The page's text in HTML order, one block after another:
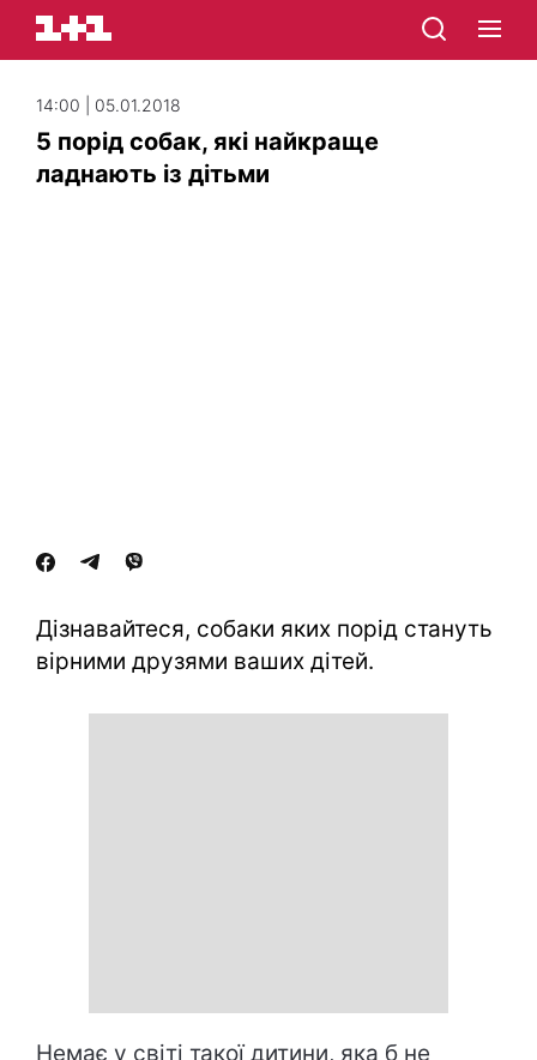
14:00 | 05.01.2018
5 порід собак, які найкраще
ладнають із дітьми
Дізнавайтеся, собаки яких порід стануть
вірними друзями ваших дітей.
Немає у світі такої дитини, яка б не